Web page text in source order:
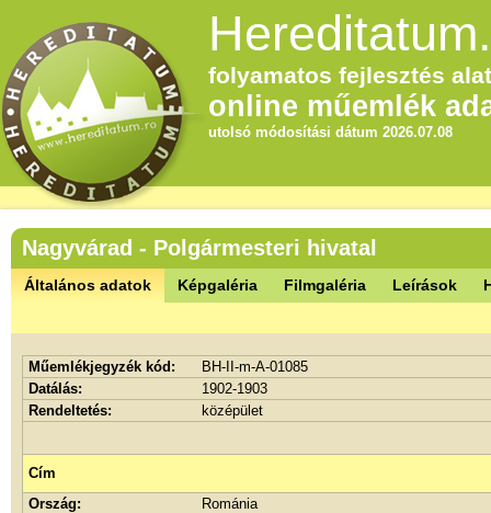
folyamatos fejlesztés
online műemlék
utolsó módosítási dátum 2026.07.08
Nagyvárad - Polgármesteri hivatal
Általános adatok Képgaléria Filmgaléria Leírások
Műemlékjegyzék kód:
BH-II-m-A-01085
Datálás:
1902-1903
Rendeltetés:
középület
Cím
Ország:
Románia